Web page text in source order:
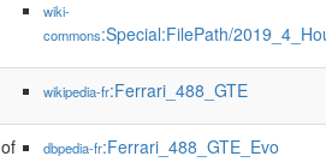
wiki-
commons:Special:FilePath/
wikipedia-fr:Ferrari_488_GTE
of dbpedia-fr:Ferrari_488_GTE_Evo